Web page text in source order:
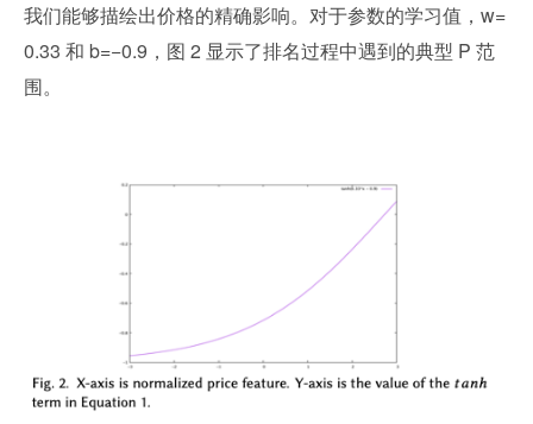
我们能够描绘出价格的精确影响。对于参数的学习值，w=
0.33 和 b=−0.9，图 2 显示了排名过程中遇到的典型 P 范
围。